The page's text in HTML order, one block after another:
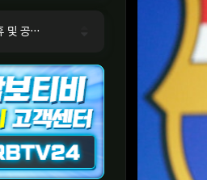
⛔람보티비 [배너 제휴 및 공식 입점 문의 안내]
⛔람보티비 [정회원 등급UP! 안내사항]
⛔람보티비 [채팅방 이용시 주의사항]
⛔람보티비 [공식보증업체 안내]